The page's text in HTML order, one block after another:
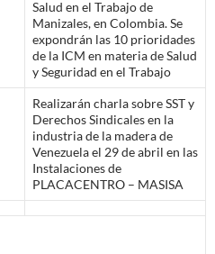
Salud en el Trabajo de
Manizales, en Colombia. Se
expondrán las 10 prioridades
de la ICM en materia de Salud
y Seguridad en el Trabajo
Realizarán charla sobre SST y
Derechos Sindicales en la
industria de la madera de
Venezuela el 29 de abril en las
Instalaciones de
PLACACENTRO – MASISA